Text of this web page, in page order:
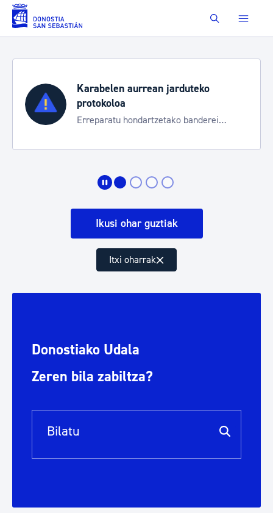
Eduki nagusira joan Buscar
Aste Nagusia 2026
Trafiko mozketak eta
bereziak
Ikusi ohar guztiak
Itxi oharrak
Donostiako Udala
Zeren bila zabiltza?
Bilaketa barra